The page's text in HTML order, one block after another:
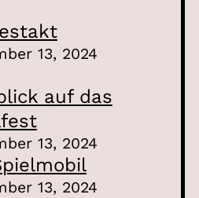
13, 2024
auf das
13, 2024
13, 2024